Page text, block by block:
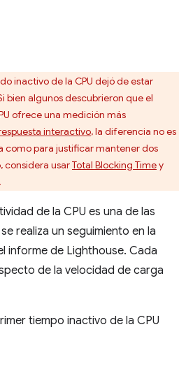
inactivo de la CPU dejó de estar
bien algunos descubrieron que el
ofrece una medición más
interactivo, la diferencia no es
como para justificar mantener dos
considera usarTotal Blocking Timey
de la CPU es una de las
realiza un seguimiento en la
informe de Lighthouse. Cada
de la velocidad de carga
tiempo inactivo de la CPU